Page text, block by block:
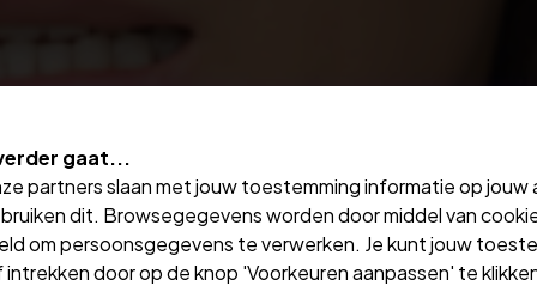
gaat...
partners slaan met jouw toestemming informatie op jouw
dit. Browsegegevens worden door middel van
om persoonsgegevens te verwerken. Je kunt jouw
door op de knop 'Voorkeuren aanpassen' te